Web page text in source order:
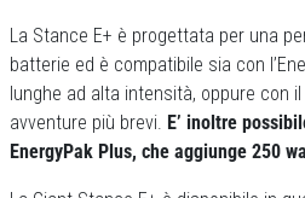
La Stance E+ è progettata per una
batterie ed è compatibile sia con
lunghe ad alta intensità, oppure con
avventure più brevi. E’ inoltre
EnergyPak Plus, che aggiunge 250